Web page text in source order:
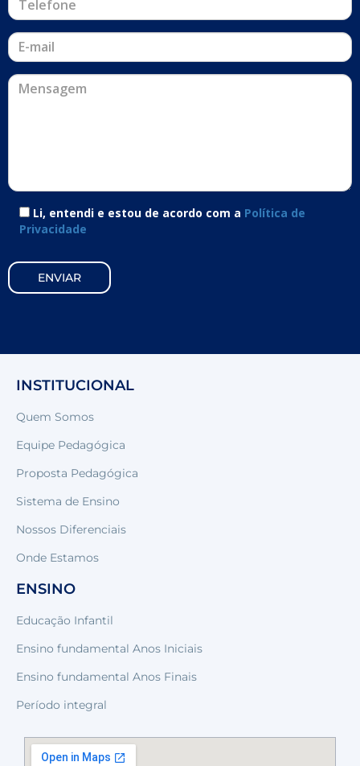
Li, entendi e estou de acordo com a Política de
Privacidade
INSTITUCIONAL
Quem Somos
Equipe Pedagógica
Proposta Pedagógica
Sistema de Ensino
Nossos Diferenciais
Onde Estamos
ENSINO
Educação Infantil
Ensino fundamental Anos Iniciais
Ensino fundamental Anos Finais
Período integral